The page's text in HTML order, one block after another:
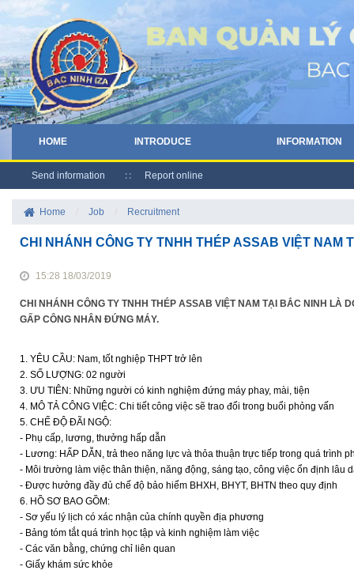
HOME INTRODUCE INFORMATION
Send information Report online
Home Job Recruitment
CHI NHÁNH CÔNG TY TNHH THÉP ASSAB VIỆT NAM
15:28 18/03/2019
CHI NHÁNH CÔNG TY TNHH THÉP ASSAB VIỆT NAM TẠI BẮC NINH LÀ
GẤP CÔNG NHÂN ĐỨNG MÁY.
1. YÊU CẦU: Nam, tốt nghiệp THPT trở lên
2. SỐ LƯỢNG: 02 người
3. ƯU TIÊN: Những người có kinh nghiệm đứng máy phay, mài, tiện
4. MÔ TẢ CÔNG VIỆC: Chi tiết công việc sẽ trao đổi trong buổi phỏng vấn
5. CHẾ ĐỘ ĐÃI NGỘ:
- Phụ cấp, lương, thưởng hấp dẫn
- Lương: HẤP DẪN, trả theo năng lực và thỏa thuận trực tiếp trong quá trình
- Môi trường làm việc thân thiện, năng động, sáng tạo, công việc ổn định lâu
- Được hưởng đầy đủ chế độ bảo hiểm BHXH, BHYT, BHTN theo quy định
6. HỒ SƠ BAO GỒM:
- Sơ yếu lý lịch có xác nhận của chính quyền địa phương
- Bảng tóm tắt quá trình học tập và kinh nghiệm làm việc
- Các văn bằng, chứng chỉ liên quan
- Giấy khám sức khỏe